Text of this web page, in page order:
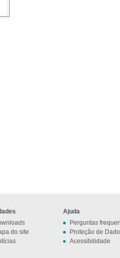
do site
Ajuda
Perguntas
Proteção de
Acessibilidade